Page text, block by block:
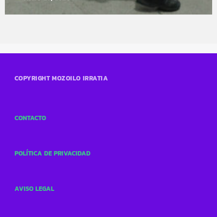
COPYRIGHT MOZOILO IRRATIA
CONTACTO
POLÍTICA DE PRIVACIDAD
AVISO LEGAL